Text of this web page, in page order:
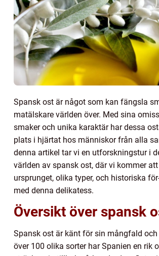
Spansk ost är något som kan fängsla
matälskare världen över. Med sina
smaker och unika karaktär har dessa
plats i hjärtat hos människor från alla
denna artikel tar vi en utforskningstur i
världen av spansk ost, där vi kommer
ursprunget, olika typer, och historiska
med denna delikatess.
Översikt över spansk
Spansk ost är känt för sin mångfald
över 100 olika sorter har Spanien en rik